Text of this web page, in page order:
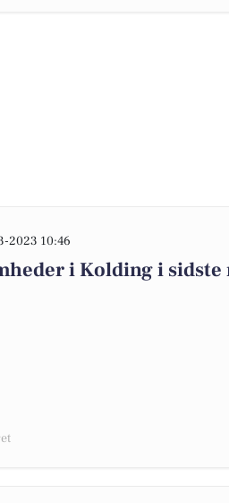
2023 10:46
i Kolding i sidste